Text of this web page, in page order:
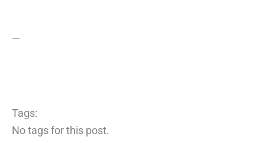
—
Tags:
No tags for this post.